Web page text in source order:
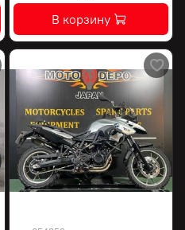
В корзину